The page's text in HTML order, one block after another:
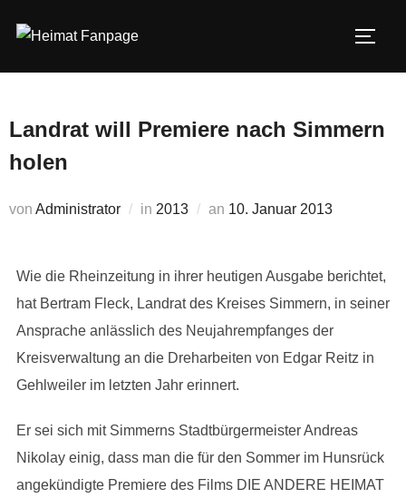
Inhalt
Landrat will Premiere nach Simmern
holen
von Administrator in 2013 an Veröffentlicht
10. Januar 2013
Wie die Rheinzeitung in ihrer heutigen Ausgabe berichtet,
hat Bertram Fleck, Landrat des Kreises Simmern, in seiner
Ansprache anlässlich des Neujahrempfanges der
Kreisverwaltung an die Dreharbeiten von Edgar Reitz in
Gehlweiler im letzten Jahr erinnert.
Er sei sich mit Simmerns Stadtbürgermeister Andreas
Nikolay einig, dass man die für den Sommer im Hunsrück
angekündigte Premiere des Films DIE ANDERE HEIMAT